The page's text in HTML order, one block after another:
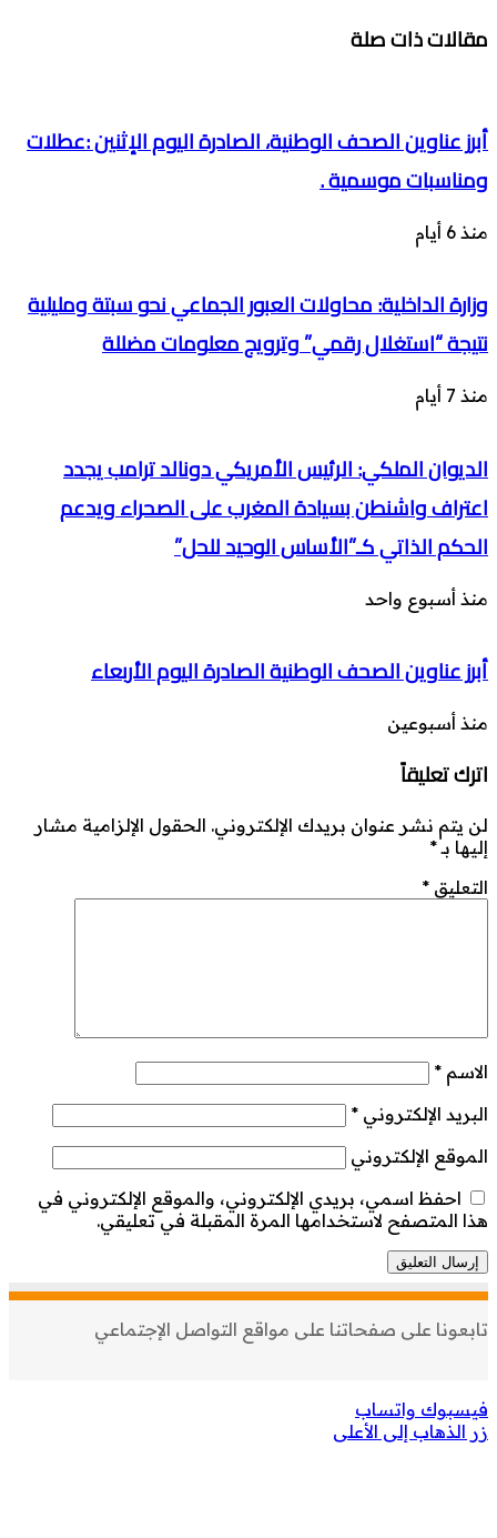
مقالات ذات صلة
أبرز عناوين الصحف الوطنية، الصادرة اليوم الإثنين :عطلات
ومناسبات موسمية .
منذ 6 أيام
وزارة الداخلية: محاولات العبور الجماعي نحو سبتة ومليلية
نتيجة “استغلال رقمي” وترويج معلومات مضللة
منذ 7 أيام
الديوان الملكي: الرئيس الأمريكي دونالد ترامب يجدد
اعتراف واشنطن بسيادة المغرب على الصحراء ويدعم
الحكم الذاتي كـ”الأساس الوحيد للحل”
منذ أسبوع واحد
أبرز عناوين الصحف الوطنية الصادرة اليوم الأربعاء
منذ أسبوعين
اترك تعليقاً
لن يتم نشر عنوان بريدك الإلكتروني. الحقول الإلزامية مشار
إليها بـ*
التعليق *
الاسم *
البريد الإلكتروني *
الموقع الإلكتروني
احفظ اسمي، بريدي الإلكتروني، والموقع الإلكتروني في
هذا المتصفح لاستخدامها المرة المقبلة في تعليقي.
تابعونا على صفحاتنا على مواقع التواصل الإجتماعي
فيسبوك واتساب
زر الذهاب إلى الأعلى